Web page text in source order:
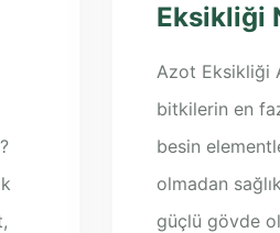
Eksikliği
Azot Eksikliği
bitkilerin en
besin
olmadan
güçlü gövde